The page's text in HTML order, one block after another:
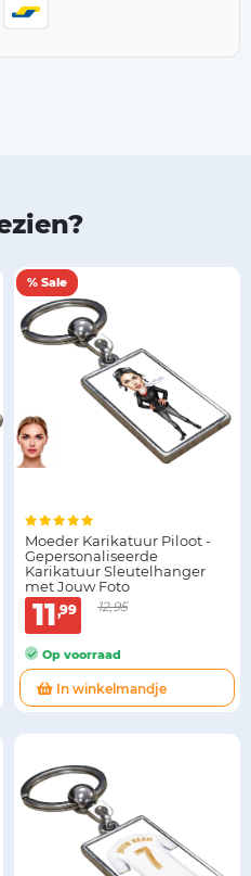
% Sale
Moeder Karikatuur Piloot -
Gepersonaliseerde
Karikatuur Sleutelhanger
met Jouw Foto
11 99 12,95
Op voorraad
In winkelmandje